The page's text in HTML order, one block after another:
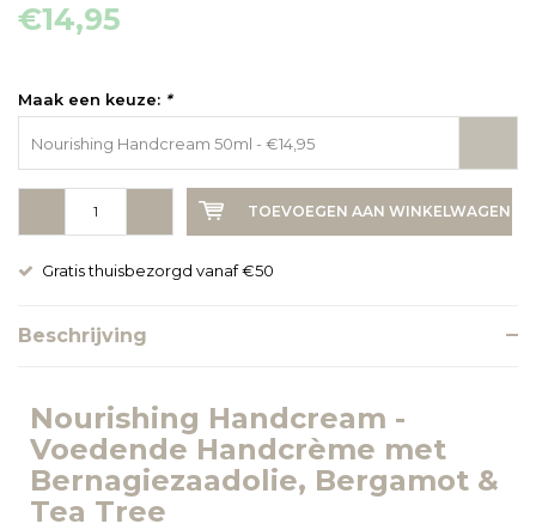
€14,95
Maak een keuze: *
Nourishing Handcream 50ml - €14,95
TOEVOEGEN AAN WINKELWAGEN
Gratis thuisbezorgd vanaf €50
Beschrijving
Nourishing Handcream -
Voedende Handcrème met
Bernagiezaadolie, Bergamot &
Tea Tree